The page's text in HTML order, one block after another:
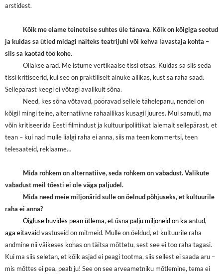
arstidest.
Kõik me elame teineteise suhtes üle tänava. Kõik on kõigiga seotud
ja kuidas sa ütled midagi näiteks teatrijuhi või kehva lavastaja kohta –
siis sa kaotad töö kohe.
Ollakse arad. Me istume vertikaalse tissi otsas. Kuidas sa siis seda
tissi kritiseerid, kui see on praktiliselt ainuke allikas, kust sa raha saad.
Sellepärast keegi ei võtagi avalikult sõna.
Need, kes sõna võtavad, pööravad sellele tähelepanu, nendel on
kõigil mingi teine, alternatiivne rahaallikas kusagil juures. Mul samuti, ma
võin kritiseerida Eesti filmindust ja kultuuripoliitikat laiemalt sellepärast, et
tean – kui nad mulle iialgi raha ei anna, siis ma teen kommertsi, teen
telesaateid, reklaame…
Mida rohkem on alternatiive, seda rohkem on vabadust. Valikute
vabadust meil tõesti ei ole väga paljudel.
Mida need meie miljonärid sulle on öelnud põhjuseks, et kultuurile
raha ei anna?
Õigluse huvides pean ütlema, et üsna palju miljoneid on ka antud,
aga eitavaidvastuseid on mitmeid. Mulle on öeldud, et kultuurile raha
andmine nii väikeses kohas on täitsa mõttetu, sest see ei too raha tagasi.
Kui ma siis seletan, et kõik asjad ei peagi tootma, siis sellest ei saada aru –
mis mõttes ei pea, peab ju! See on see arveametniku mõtlemine, tema ei